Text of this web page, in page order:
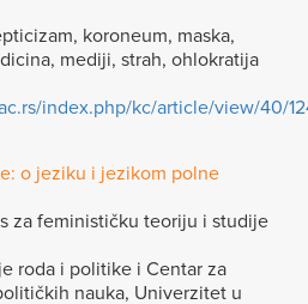
koroneum, maska,
mediji, strah, ohlokratija
index.php/kc/article/view/40/
o jeziku i jezikom polne
za feminističku teoriju i studije
roda i politike i Centar za
nauka, Univerzitet u